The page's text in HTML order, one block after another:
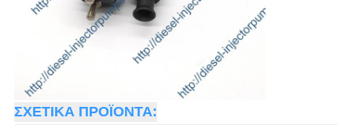
ΣΧΕΤΙΚΑ ΠΡΟΪΟΝΤΑ: